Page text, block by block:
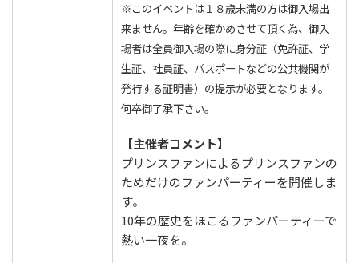
※このイベントは１８歳未満の方は御入場出
来ません。年齢を確かめさせて頂く為、御入
場者は全員御入場の際に身分証（免許証、学
生証、社員証、パスポートなどの公共機関が
発行する証明書）の提示が必要となります。
何卒御了承下さい。
【主催者コメント】
プリンスファンによるプリンスファンの
ためだけのファンパーティーを開催しま
す。
10年の歴史をほこるファンパーティーで
熱い一夜を。